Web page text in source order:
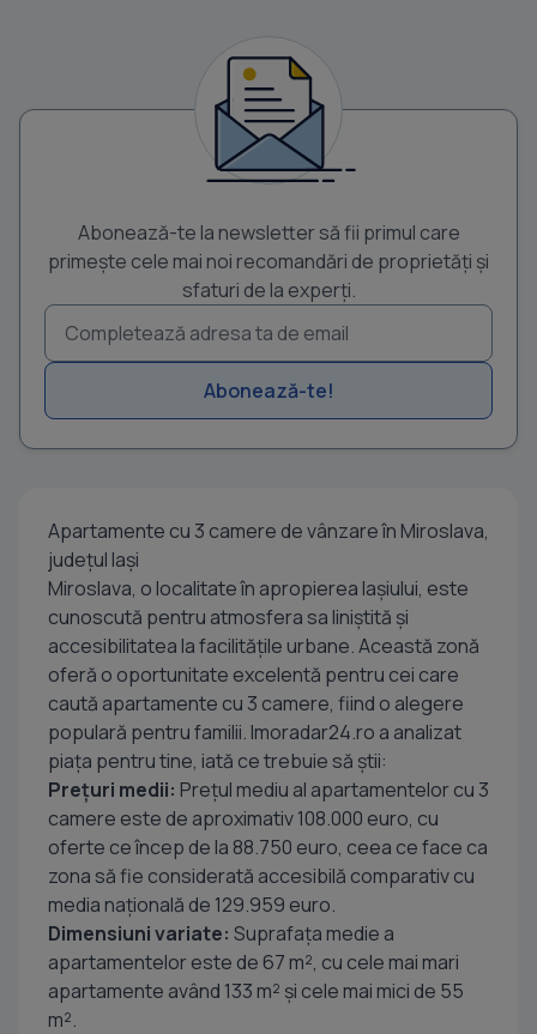
Abonează-te la newsletter să fii primul care
primește cele mai noi recomandări de proprietăți și
sfaturi de la experți.
Abonează-te!
Apartamente cu 3 camere de vânzare în Miroslava,
județul Iași
Miroslava, o localitate în apropierea Iașiului, este
cunoscută pentru atmosfera sa liniștită și
accesibilitatea la facilitățile urbane. Această zonă
oferă o oportunitate excelentă pentru cei care
caută apartamente cu 3 camere, fiind o alegere
populară pentru familii. Imoradar24.ro a analizat
piața pentru tine, iată ce trebuie să știi:
Prețuri medii: Prețul mediu al apartamentelor cu 3
camere este de aproximativ 108.000 euro, cu
oferte ce încep de la 88.750 euro, ceea ce face ca
zona să fie considerată accesibilă comparativ cu
media națională de 129.959 euro.
Dimensiuni variate: Suprafața medie a
apartamentelor este de 67 m², cu cele mai mari
apartamente având 133 m² și cele mai mici de 55
m².